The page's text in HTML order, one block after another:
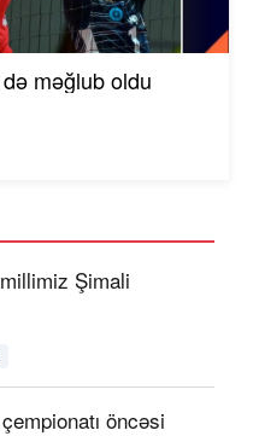
məğlub oldu
Şimali
öncəsi